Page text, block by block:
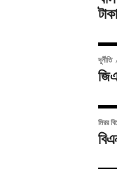
দূর্নীতি
মিরর